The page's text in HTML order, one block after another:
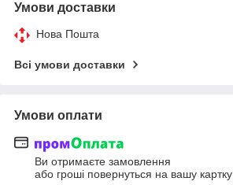
Умови доставки
Нова Пошта
Всі умови доставки
Умови оплати
Ви отримаєте замовлення
або гроші повернуться на вашу картку